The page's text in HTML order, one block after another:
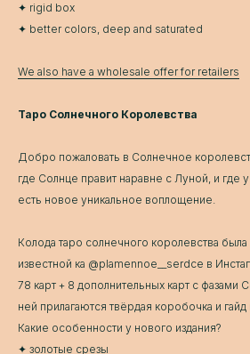
✦ rigid box
✦ better colors, deep and saturated
We also have a wholesale offer for retailers
Таро Солнечного Королевства
Добро пожаловать в Солнечное
где Солнце правит наравне с Луной, и где
есть новое уникальное воплощение.
Колода таро солнечного королевства была
известной ка @plamennoe__serdce в
78 карт + 8 дополнительных карт с фазами
ней прилагаются твёрдая коробочка и
Какие особенности у нового издания?
✦ золотые срезы